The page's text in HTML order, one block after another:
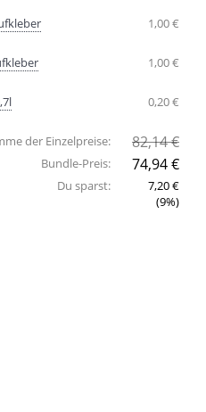
1,00 €
1,00 €
0,20 €
der Einzelpreise: 82,14 €
Bundle-Preis: 74,94 €
Du sparst:
7,20 €
(9%)